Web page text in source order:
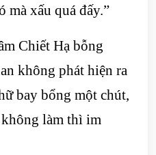
mà xấu quá đấy.”
Chiết Hạ bỗng
không phát hiện ra
bay bổng một chút,
làm thì im